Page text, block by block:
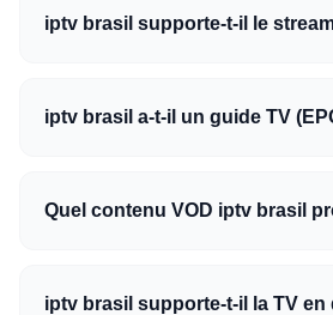
iptv brasil supporte-t-il le
iptv brasil a-t-il un guide TV
Quel contenu VOD iptv brasil
iptv brasil supporte-t-il la TV en